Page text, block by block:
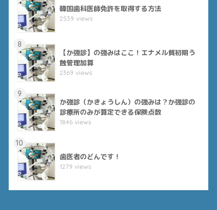
韓国歯科医師免許を取得する方法
2539 views
8
【か強診】の強みはここ！エナメル質初期う
蝕管理加算
2369 views
9
か強診（かきょうしん）の強みは？か強診の
診療所のみが算定できる保険点数
1846 views
10
歯医者のどんです！
1279 views